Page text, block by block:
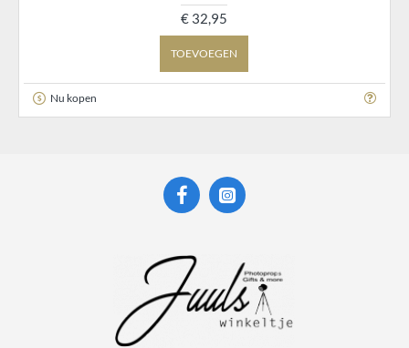
€ 32,95
TOEVOEGEN
Nu kopen